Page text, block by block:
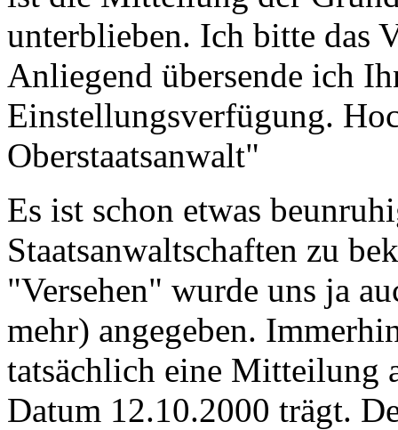
unterblieben. Ich bitte das
Anliegend übersende ich
Einstellungsverfügung.
Oberstaatsanwalt"
Es ist schon etwas
Staatsanwaltschaften zu
"Versehen" wurde uns ja
mehr) angegeben.
tatsächlich eine Mitteilung
Datum 12.10.2000 trägt.